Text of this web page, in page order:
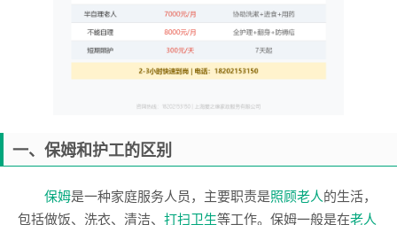
一、保姆和护工的区别
保姆是一种家庭服务人员，主要职责是照顾老人的生活，
包括做饭、洗衣、清洁、 打扫卫生等工作。保姆一般是在老人